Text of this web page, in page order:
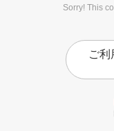
Sorry! This
ご利